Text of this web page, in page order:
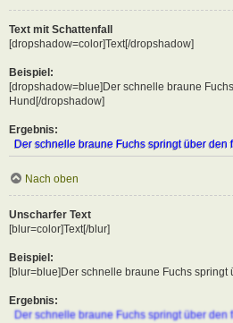
Text mit Schattenfall
[dropshadow=color]Text[/dropshadow]
Beispiel:
[dropshadow=blue]Der schnelle braune
Hund[/dropshadow]
Ergebnis:
Der schnelle braune Fuchs springt über den
Nach oben
Unscharfer Text
[blur=color]Text[/blur]
Beispiel:
[blur=blue]Der schnelle braune Fuchs springt
Ergebnis:
Der schnelle braune Fuchs springt über den